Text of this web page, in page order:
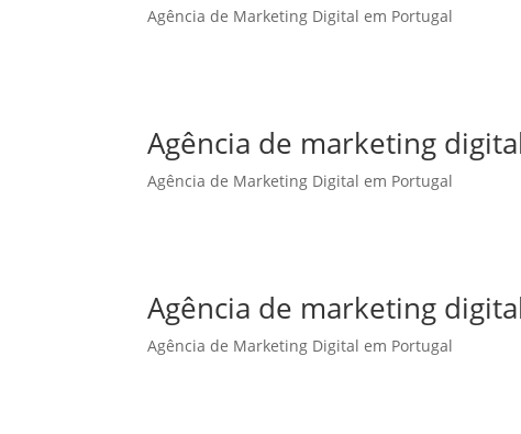
Agência de Marketing Digital em Portugal
Agência de marketing
Agência de Marketing Digital em Portugal
Agência de marketing
Agência de Marketing Digital em Portugal